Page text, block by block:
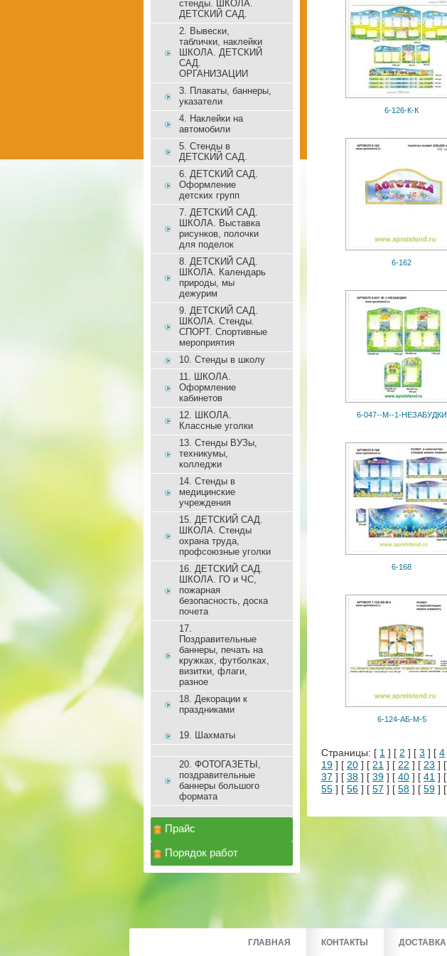
6-126-К-К
6-162
6-047--М--1-НЕЗАБУДКИ
6-168
6-124-АБ-М-5
Страницы: [ 1 ] [ 2 ] [ 3 ] [ 4
19 ] [ 20 ] [ 21 ] [ 22 ] [ 23 ] [
37 ] [ 38 ] [ 39 ] [ 40 ] [ 41 ] [
55 ] [ 56 ] [ 57 ] [ 58 ] [ 59 ] [
стенды. ШКОЛА.
ДЕТСКИЙ САД.
2. Вывески,
таблички, наклейки
ШКОЛА. ДЕТСКИЙ
САД.
ОРГАНИЗАЦИИ
3. Плакаты, баннеры,
указатели
4. Наклейки на
автомобили
5. Стенды в
ДЕТСКИЙ САД.
6. ДЕТСКИЙ САД.
Оформление
детских групп
7. ДЕТСКИЙ САД.
ШКОЛА. Выставка
рисунков, полочки
для поделок
8. ДЕТСКИЙ САД.
ШКОЛА. Календарь
природы, мы
дежурим
9. ДЕТСКИЙ САД.
ШКОЛА. Стенды.
СПОРТ. Спортивные
мероприятия
10. Стенды в школу
11. ШКОЛА.
Оформление
кабинетов
12. ШКОЛА.
Классные уголки
13. Стенды ВУЗы,
техникумы,
колледжи
14. Стенды в
медицинские
учреждения
15. ДЕТСКИЙ САД.
ШКОЛА. Стенды
охрана труда,
профсоюзные уголки
16. ДЕТСКИЙ САД.
ШКОЛА. ГО и ЧС,
пожарная
безопасность, доска
почета
17.
Поздравительные
баннеры, печать на
кружках, футболках,
визитки, флаги,
разное
18. Декорации к
праздниками
19. Шахматы
20. ФОТОГАЗЕТЫ,
поздравительные
баннеры большого
формата
Прайс
Порядок работ
ГЛАВНАЯ КОНТАКТЫ ДОСТАВКА